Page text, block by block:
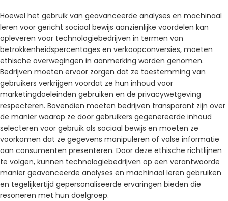
Hoewel het gebruik van geavanceerde analyses en machinaal
leren voor gericht sociaal bewijs aanzienlijke voordelen kan
opleveren voor technologiebedrijven in termen van
betrokkenheidspercentages en verkoopconversies, moeten
ethische overwegingen in aanmerking worden genomen.
Bedrijven moeten ervoor zorgen dat ze toestemming van
gebruikers verkrijgen voordat ze hun inhoud voor
marketingdoeleinden gebruiken en de privacywetgeving
respecteren. Bovendien moeten bedrijven transparant zijn over
de manier waarop ze door gebruikers gegenereerde inhoud
selecteren voor gebruik als sociaal bewijs en moeten ze
voorkomen dat ze gegevens manipuleren of valse informatie
aan consumenten presenteren. Door deze ethische richtlijnen
te volgen, kunnen technologiebedrijven op een verantwoorde
manier geavanceerde analyses en machinaal leren gebruiken
en tegelijkertijd gepersonaliseerde ervaringen bieden die
resoneren met hun doelgroep.